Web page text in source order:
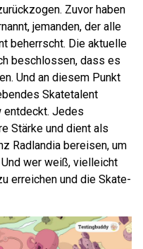
Zuvor haben
jemanden, der alle
beherrscht. Die aktuelle
beschlossen, dass es
Und an diesem Punkt
Skatetalent
entdeckt. Jedes
Stärke und dient als
Radlandia bereisen, um
wer weiß, vielleicht
erreichen und die Skate-